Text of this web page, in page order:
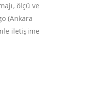
ölçü ve
(Ankara
iletişime